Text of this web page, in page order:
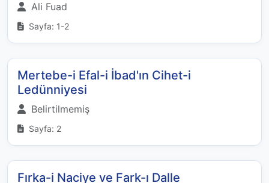
Ali Fuad
Sayfa: 1-2
Mertebe-i Efal-i İbad'ın Cihet-i
Ledünniyesi
Belirtilmemiş
Sayfa: 2
Fırka-i Naciye ve Fark-ı Dalle